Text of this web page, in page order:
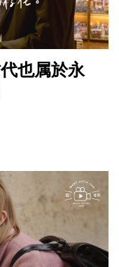
也属於永